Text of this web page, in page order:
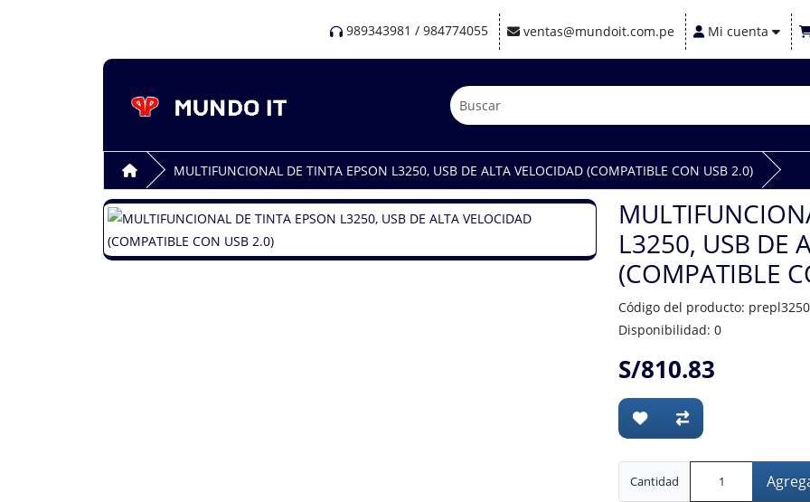
989343981 / 984774055 ventas@mundoit.com.pe Mi cuenta
MULTIFUNCIONAL DE TINTA EPSON L3250, USB DE ALTA VELOCIDAD (COMPATIBLE CON USB 2.0)
L3250, USB DE
(COMPATIBLE
Código del producto:
Disponibilidad: 0
S/810.83
Cantidad